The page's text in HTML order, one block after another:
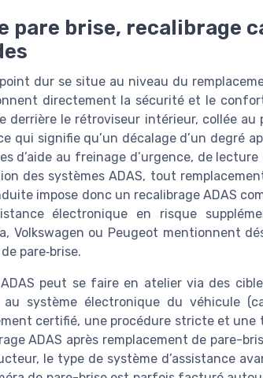
pare brise, recalibrage
dur se situe au niveau du
directement la sécurité et le
derrière le rétroviseur intérieur, collée
qui signifie qu’un décalage d’un degré
d’aide au freinage d’urgence, de
des systèmes ADAS, tout
impose donc un recalibrage ADAS
électronique en risque
Volkswagen ou Peugeot mentionnent
pare‑brise.
peut se faire en atelier via des
système électronique du véhicule
certifié, une procédure stricte et une
ADAS après remplacement de pare-
le type de système d’assistance